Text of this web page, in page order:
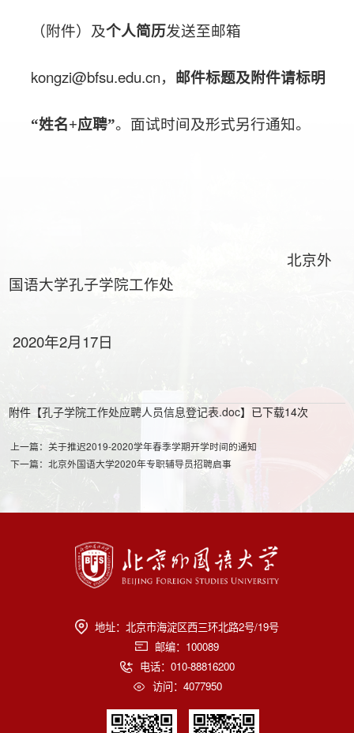
（附件）及个人简历发送至邮箱
kongzi@bfsu.edu.cn， 邮件标题及附件请标明
“姓名+应聘”。面试时间及形式另行通知。
北京外
国语大学孔子学院工作处
2020年2月 17日
附件【孔子学院工作处应聘人员信息登记表.doc】已下载14次
上一篇：关于推迟2019-2020学年春季学期开学时间的通知
下一篇：北京外国语大学2020年专职辅导员招聘启事
地址：北京市海淀区西三环北路2号/19号
邮编：100089
电话：010-88816200
访问： 4077950